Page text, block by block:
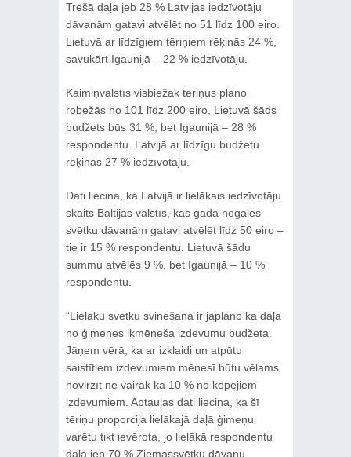
Trešā daļa jeb 28 % Latvijas iedzīvotāju
dāvanām gatavi atvēlēt no 51 līdz 100 eiro.
Lietuvā ar līdzīgiem tēriņiem rēķinās 24 %,
savukārt Igaunijā – 22 % iedzīvotāju.
Kaimiņvalstīs visbiežāk tēriņus plāno
robežās no 101 līdz 200 eiro, Lietuvā šāds
budžets būs 31 %, bet Igaunijā – 28 %
respondentu. Latvijā ar līdzīgu budžetu
rēķinās 27 % iedzīvotāju.
Dati liecina, ka Latvijā ir lielākais iedzīvotāju
skaits Baltijas valstīs, kas gada nogales
svētku dāvanām gatavi atvēlēt līdz 50 eiro –
tie ir 15 % respondentu. Lietuvā šādu
summu atvēlēs 9 %, bet Igaunijā – 10 %
respondentu.
“Lielāku svētku svinēšana ir jāplāno kā daļa
no ģimenes ikmēneša izdevumu budžeta.
Jāņem vērā, ka ar izklaidi un atpūtu
saistītiem izdevumiem mēnesī būtu vēlams
novirzīt ne vairāk kā 10 % no kopējiem
izdevumiem. Aptaujas dati liecina, ka šī
tēriņu proporcija lielākajā daļā ģimeņu
varētu tikt ievērota, jo lielākā respondentu
daļa jeb 70 % Ziemassvētku dāvanu